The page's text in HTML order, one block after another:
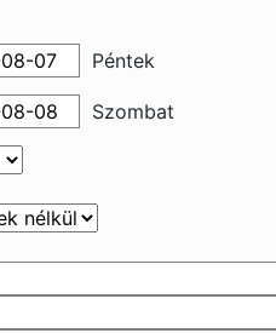
Péntek
Szombat